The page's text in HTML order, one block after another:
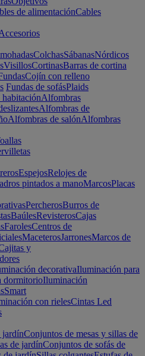
de alimentaciónCables
ColchasSábanasNórdicos
VisillosCortinasBarras de cortina
Cojín con relleno
Fundas de sofásPlaids
Alfombras
Alfombras de
Alfombras de salónAlfombras
EspejosRelojes de
pintados a manoMarcosPlacas
PercherosBurros de
BaúlesRevisterosCajas
FarolesCentros de
MaceterosJarronesMarcos de
y
decorativaIluminación para
dormitorioIluminación
Smart
con rielesCintas Led
jardínConjuntos de mesas y sillas de
de jardínConjuntos de sofás de